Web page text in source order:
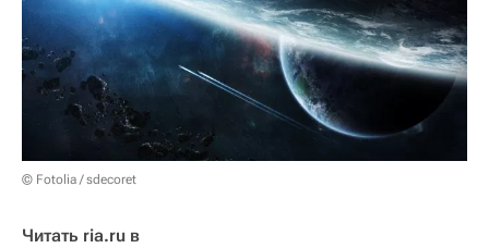
© Fotolia / sdecoret
Читать ria.ru в